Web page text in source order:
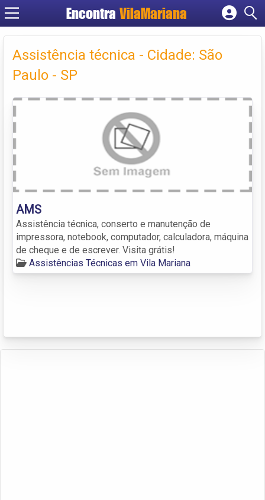
EncontraVilaMariana
Cadastrar empresa
Criar conta
Assistência técnica - Cidade: São
Paulo - SP
AMS
Assistência técnica, conserto e manutenção de
impressora, notebook, computador, calculadora, máquina
de cheque e de escrever. Visita grátis!
Assistências Técnicas em Vila Mariana